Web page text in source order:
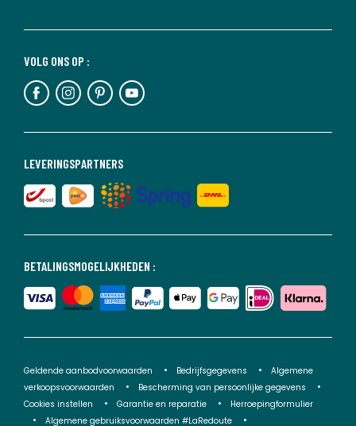
BETALINGSMOGELIJKHEDEN :
LEVERINGSPARTNERS
VOLG ONS OP :
Geldende aanbodvoorwaarden Bedrijfsgegevens
Algemene
verkoopsvoorwaarden
Bescherming van persoonlijke gegevens
Cookies instellen
Garantie en reparatie
Herroepingformulier
Algemene gebruiksvoorwaarden #LaRedoute